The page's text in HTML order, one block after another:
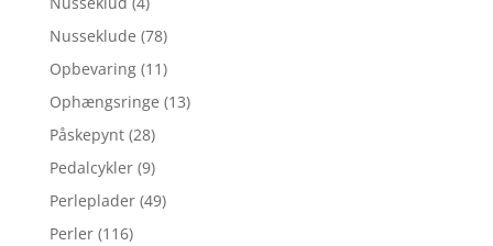
Nusseklude (78)
Opbevaring (11)
Ophængsringe (13)
Påskepynt (28)
Pedalcykler (9)
Perleplader (49)
Perler (116)